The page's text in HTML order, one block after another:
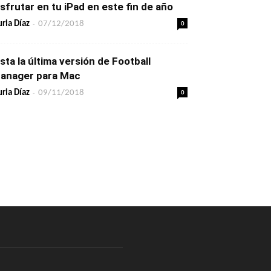
en tu iPad en este fin de año
Díaz - 07/12/2018 0
la última versión de Football
para Mac
Díaz - 09/11/2018 0